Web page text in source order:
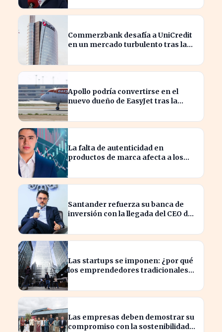
Commerzbank desafía a UniCredit
en un mercado turbulento tras la
Apollo podría convertirse en el
nuevo dueño de EasyJet tras la
La falta de autenticidad en
productos de marca afecta a los
Santander refuerza su banca de
inversión con la llegada del CEO de
Las startups se imponen: ¿por qué
los emprendedores tradicionales
Las empresas deben demostrar su
compromiso con la sostenibilidad